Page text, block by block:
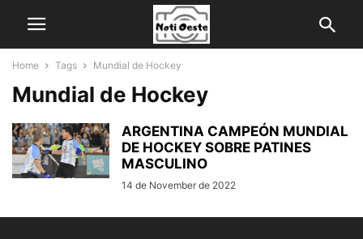
Home Tags Mundial de Hockey
Mundial de Hockey
ARGENTINA CAMPEÓN MUNDIAL
DE HOCKEY SOBRE PATINES
MASCULINO
14 de November de 2022